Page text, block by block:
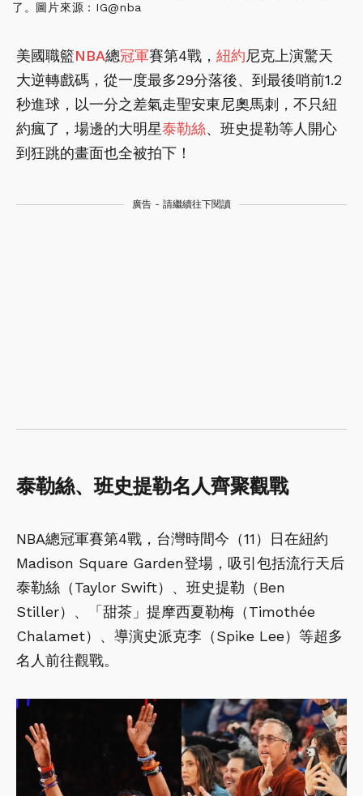
了。圖片來源：IG@nba
美國職籃NBA總冠軍賽第4戰， 紐約尼克上演驚天
大逆轉戲碼，從一度最多29分落後、到最後哨前1.2
秒進球，以一分之差氣走聖安東尼奧馬刺，不只紐
約瘋了，場邊的大明星泰勒絲、班史提勒等人開心
到狂跳的畫面也全被拍下！
廣告 - 請繼續往下閱讀
泰勒絲、班史提勒名人齊聚觀戰
NBA總冠軍賽第4戰，台灣時間今（11）日在紐約
Madison Square Garden登場，吸引包括流行天后
泰勒絲（Taylor Swift）、班史提勒（Ben
Stiller）、「甜茶」提摩西夏勒梅（Timothée
Chalamet）、導演史派克李（Spike Lee）等超多
名人前往觀戰。